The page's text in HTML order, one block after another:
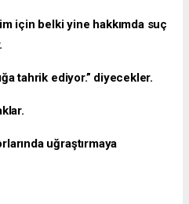
için belki yine hakkımda suç
tahrik ediyor.” diyecekler.
uğraştırmaya